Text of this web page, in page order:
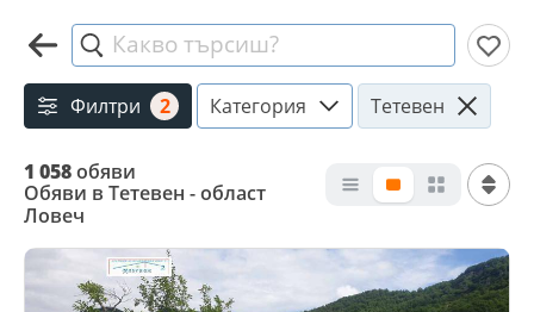
Какво търсиш?
Филтри 2 Категория Тетевен
1 058обяви
Обяви в Тетевен - област
Ловеч